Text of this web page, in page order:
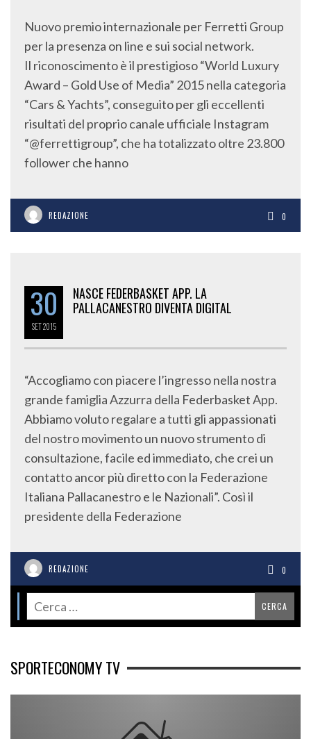
Nuovo premio internazionale per Ferretti Group
per la presenza on line e sui social network.
Il riconoscimento è il prestigioso “World Luxury
Award – Gold Use of Media” 2015 nella categoria
“Cars & Yachts”, conseguito per gli eccellenti
risultati del proprio canale ufficiale Instagram
“@ferrettigroup”, che ha totalizzato oltre 23.800
follower che hanno
REDAZIONE 0
30
SET2015
NASCE FEDERBASKET APP. LA
PALLACANESTRO DIVENTA DIGITAL
“Accogliamo con piacere l’ingresso nella nostra
grande famiglia Azzurra della Federbasket App.
Abbiamo voluto regalare a tutti gli appassionati
del nostro movimento un nuovo strumento di
consultazione, facile ed immediato, che crei un
contatto ancor più diretto con la Federazione
Italiana Pallacanestro e le Nazionali”. Così il
presidente della Federazione
REDAZIONE 0
SPORTECONOMY TV